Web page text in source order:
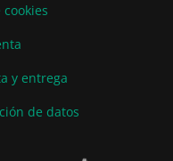
y entrega
de datos